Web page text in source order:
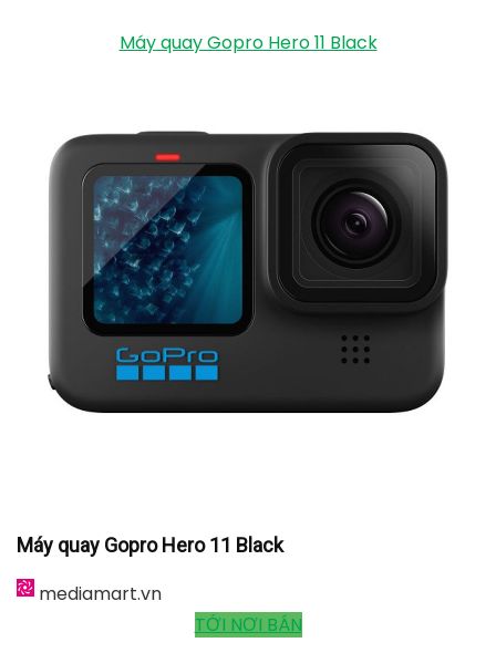
Máy quay Gopro Hero 11 Black
Máy quay Gopro Hero 11 Black
mediamart.vn
TỚI NƠI BÁN